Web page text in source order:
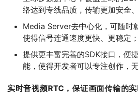
络达到专线品质，传输更加安全
Media Server去中心化，可随时
使得信号连通速度更快、更稳定；
提供更丰富完善的SDK接口，便
能，使得开发者可以专注创作，无
实时音视频RTC，保证画面传输的